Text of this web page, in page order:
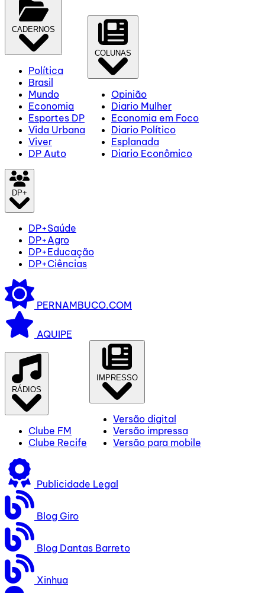
CADERNOS
Política
Brasil
Mundo
Economia
Esportes DP
Vida Urbana
Viver
DP Auto
COLUNAS
Opinião
Diario Mulher
Economia em Foco
Diario Político
Esplanada
Diario Econômico
DP+
DP+Saúde
DP+Agro
DP+Educação
DP+Ciências
PERNAMBUCO.COM
AQUIPE
RÁDIOS
Clube FM
Clube Recife
IMPRESSO
Versão digital
Versão impressa
Versão para mobile
Publicidade Legal
Blog Giro
Blog Dantas Barreto
Xinhua